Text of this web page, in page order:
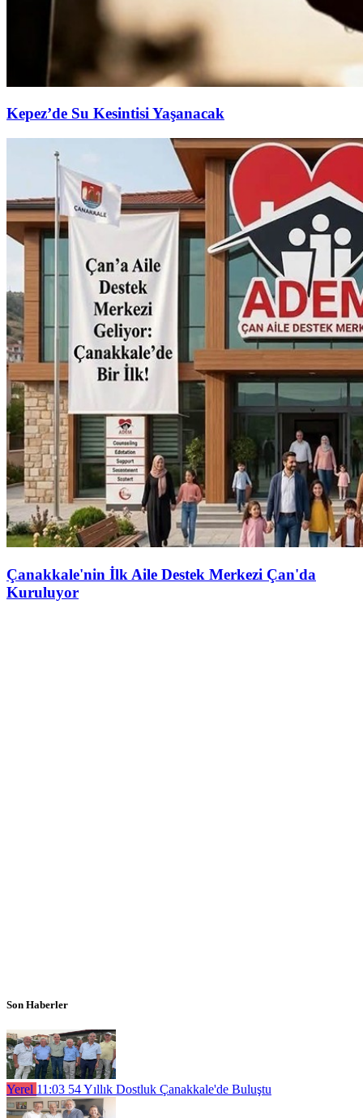
Kepez’de Su Kesintisi Yaşanacak
Çanakkale'nin İlk Aile Destek Merkezi Çan'da
Kuruluyor
Son Haberler
Yerel 11:03 54 Yıllık Dostluk Çanakkale'de Buluştu